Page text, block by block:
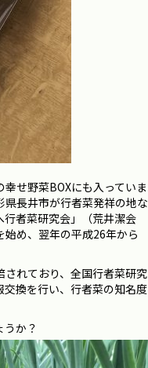
せ野菜BOXにも入っていま
県長井市が行者菜発祥の地な
者菜研究会」（荒井潔会
め、翌年の平成26年から
れており、全国行者菜研究
換を行い、行者菜の知名度
か？